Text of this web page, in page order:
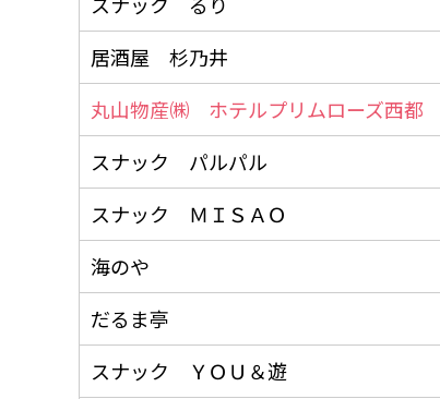
居酒屋 杉乃井
丸山物産㈱ ホテルプリムローズ西都
スナック パルパル
スナック ＭＩＳＡＯ
海のや
だるま亭
スナック ＹＯＵ＆遊